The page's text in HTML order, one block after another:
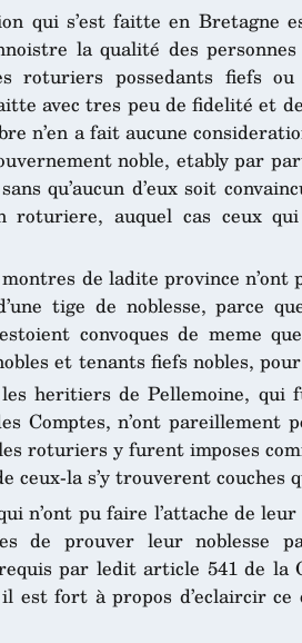
qui s’est faitte en Bretagne
la qualité des
roturiers possedants fiefs
avec tres peu de fidelité et
n’en a fait aucune
noble, etably par
qu’aucun d’eux soit
roturiere, auquel cas ceux
de ladite province n’ont
tige de noblesse, parce
convoques de meme
et tenants fiefs nobles,
heritiers de Pellemoine, qui
Comptes, n’ont pareillement
roturiers y furent imposes
ceux-la s’y trouverent couches
n’ont pu faire l’attache de
de prouver leur noblesse
par ledit article 541 de la
est fort à propos d’eclaircir